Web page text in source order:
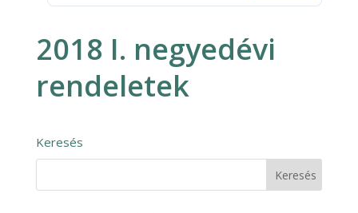
2018 I. negyedévi
rendeletek
Keresés